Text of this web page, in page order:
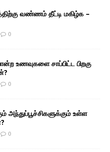
வண்ணம் தீட்டி மகிழ்க –
0
உணவுகளை சாப்பிட்ட பிறகு
0
அந்துப்பூச்சிகளுக்கும் உள்ள
0